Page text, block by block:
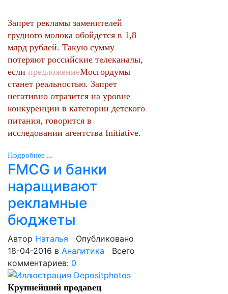
Запрет рекламы заменителей
грудного молока обойдется в 1,8
млрд рублей. Такую сумму
потеряют российские телеканалы,
если предложениеМосгордумы
станет реальностью. Запрет
негативно отразится на уровне
конкуренции в категории детского
питания, говорится в
исследовании агентства Initiative.
Подробнее ...
FMCG и банки
наращивают
рекламные
бюджеты
Автор Наталья
Опубликовано
18-04-2016 в Аналитика Всего
комментариев: 0
Крупнейший продавец